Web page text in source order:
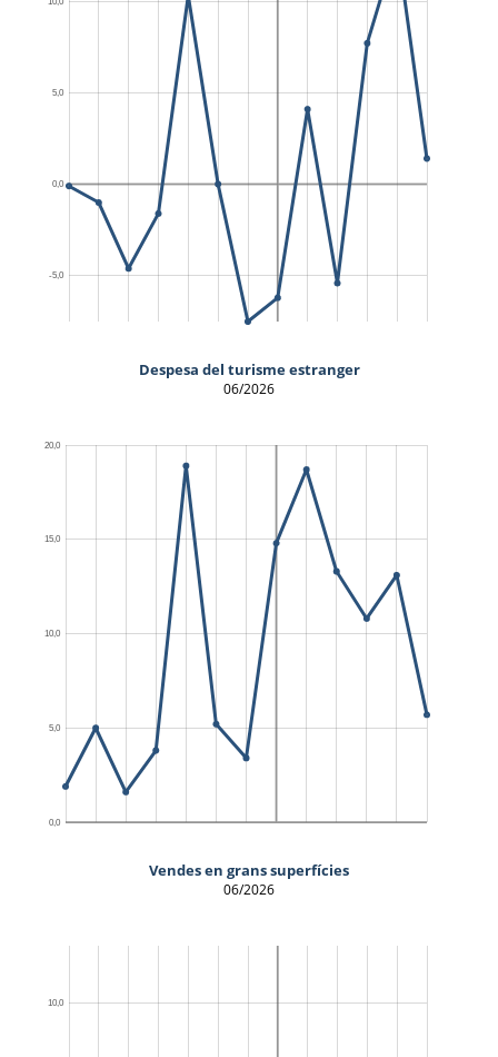
Despesa del turisme estranger
06/2026
Vendes en grans superfícies
06/2026